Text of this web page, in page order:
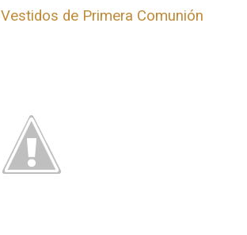
Vestidos de Primera Comunión